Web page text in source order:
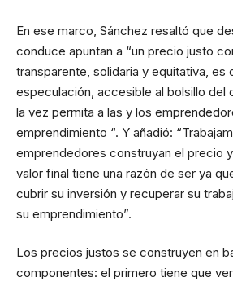
En ese marco, Sánchez resaltó que
conduce apuntan a “un precio justo
transparente, solidaria y equitativa, es
especulación, accesible al bolsillo del
la vez permita a las y los
emprendimiento “. Y añadió:
emprendedores construyan el precio
valor final tiene una razón de ser ya
cubrir su inversión y recuperar su
su emprendimiento”.
Los precios justos se construyen en
componentes: el primero tiene que